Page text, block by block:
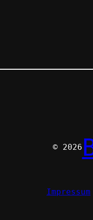
© 2026
Impressum